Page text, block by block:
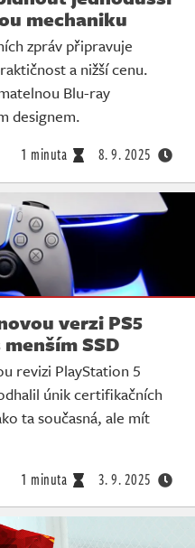
mechaniku
zpráv připravuje
a nižší cenu.
Blu-ray
designem.
1 minuta 8. 9. 2025
verzi PS5
SSD
revizi PlayStation 5
únik certifikačních
ta současná, ale mít
1 minuta 3. 9. 2025